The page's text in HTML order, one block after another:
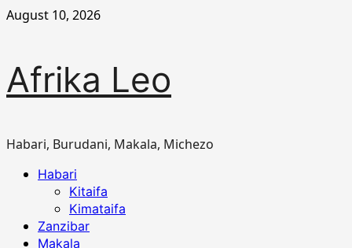
Skip
August 10, 2026
Afrika Leo
Habari, Burudani, Makala, Michezo
PrimaryHabari
Kitaifa
Kimataifa
Zanzibar
Makala